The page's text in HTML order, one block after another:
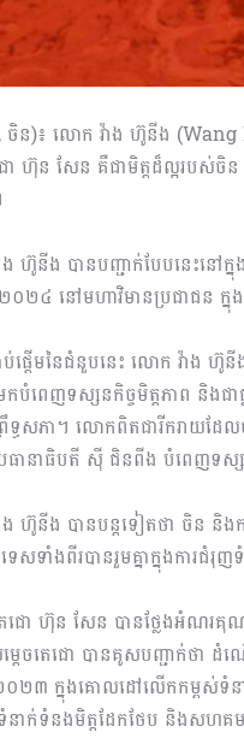
ចិន)៖ លោក វ៉ាង ហ៊ូនីង
ោ ហ៊ុន សែន គឺជាមិត្តដ៏ល្អរបស់​
ហ៊ូនីង បានបញ្ជាក់បែបនេះនៅក្
២០២៤ នៅមហាវិមាន​ប្រជាជន ក្នុ
ប់ផ្តើមនៃជំនួបនេះ លោក វ៉ាង
បំពេញទស្សនកិច្ចមិត្តភាព និងជា
ទ្ធសភា។ លោកពិតជារីករាយដ
ានាធិបតី ស៊ី ជិនពីង បំពេញទស្សនកិ
ហ៊ូនីង បានបន្តទៀតថា ចិន និងក
សទាំងពីរបានរួមគ្នា​ក្នុង​ការ​
េជោ ហ៊ុន សែន បានថ្លែងអំណរ
ដេចតេជោ បានគូសបញ្ជាក់​ថា ដំ
០២៣ ក្នុងគោលដៅលើកកម្ពស់ទំន
ាក់ទំនងមិត្ត​ដែក​ថែប និងសហគ